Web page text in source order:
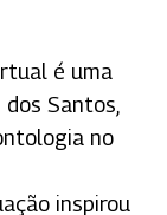
é uma
Santos,
no
inspirou